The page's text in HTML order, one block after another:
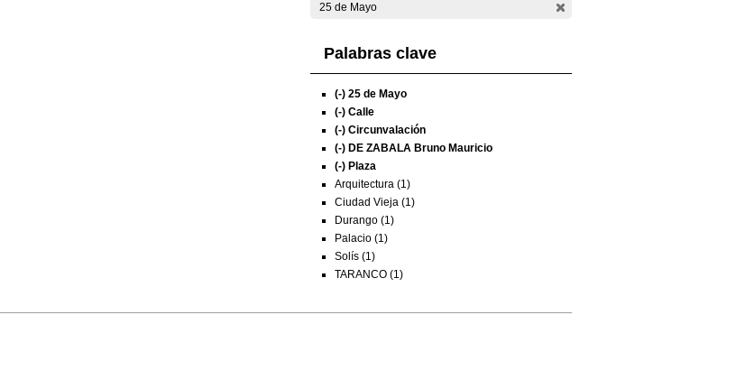
25 de Mayo
Palabras clave
(-) 25 de Mayo
(-) Calle
(-) Circunvalación
(-) DE ZABALA Bruno Mauricio
(-) Plaza
Arquitectura (1)
Ciudad Vieja (1)
Durango (1)
Palacio (1)
Solís (1)
TARANCO (1)